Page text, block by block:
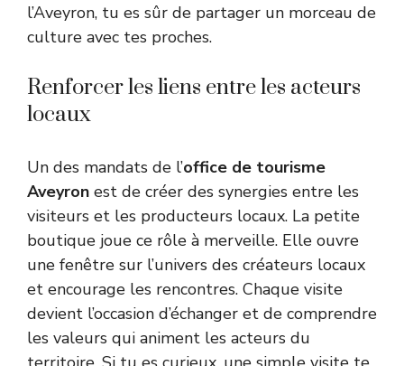
l’Aveyron, tu es sûr de partager un morceau de
culture avec tes proches.
Renforcer les liens entre les acteurs
locaux
Un des mandats de l’office de tourisme
Aveyron est de créer des synergies entre les
visiteurs et les producteurs locaux. La petite
boutique joue ce rôle à merveille. Elle ouvre
une fenêtre sur l’univers des créateurs locaux
et encourage les rencontres. Chaque visite
devient l’occasion d’échanger et de comprendre
les valeurs qui animent les acteurs du